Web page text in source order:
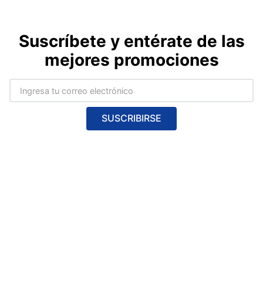
Suscríbete y entérate de las
mejores promociones
SUSCRIBIRSE